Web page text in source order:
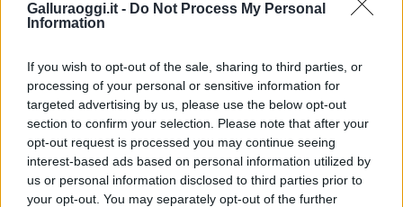
Galluraoggi.it - Do Not Process My Personal
Information
If you wish to opt-out of the sale, sharing to third parties, or
processing of your personal or sensitive information for
targeted advertising by us, please use the below opt-out
section to confirm your selection. Please note that after your
opt-out request is processed you may continue seeing
interest-based ads based on personal information utilized by
us or personal information disclosed to third parties prior to
your opt-out. You may separately opt-out of the further
Puoi effettuare l'accesso andando nella
sezione
dal menù del sito o
cliccandoqui
TEMI: Allenamento Casa
Allenamento Palestra
Attrezzi Palestra
Fitness Palestra
Palestra Casa
Palestra In Casa